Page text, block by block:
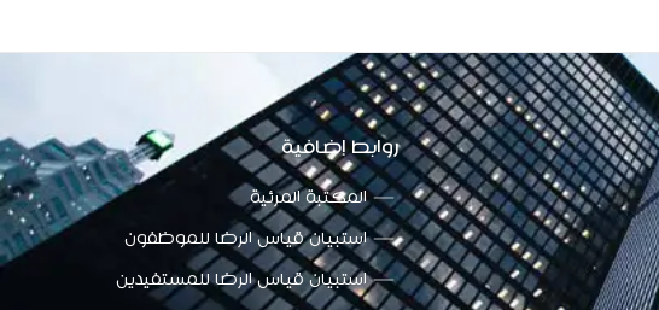
روابط إضافية
المكتبة المرئية
استبيان قياس الرضا للموظفون
استبيان قياس الرضا للمستفيدين